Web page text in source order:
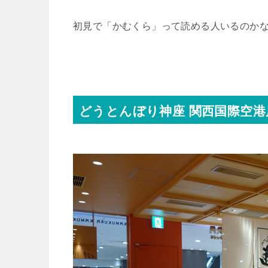
初見で「かむくら」って読める人いるのか
どうとんぼり神座 関西国際空港